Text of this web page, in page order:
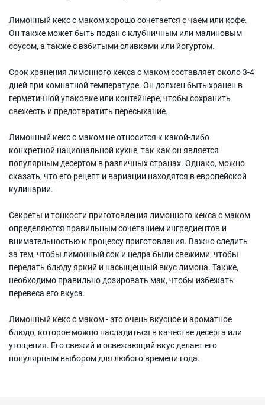
Лимонный кекс с маком хорошо сочетается с чаем или кофе.
Он также может быть подан с клубничным или малиновым
соусом, а также с взбитыми сливками или йогуртом.
Срок хранения лимонного кекса с маком составляет около 3-4
дней при комнатной температуре. Он должен быть хранен в
герметичной упаковке или контейнере, чтобы сохранить
свежесть и предотвратить пересыхание.
Лимонный кекс с маком не относится к какой-либо
конкретной национальной кухне, так как он является
популярным десертом в различных странах. Однако, можно
сказать, что его рецепт и вариации находятся в европейской
кулинарии.
Секреты и тонкости приготовления лимонного кекса с маком
определяются правильным сочетанием ингредиентов и
внимательностью к процессу приготовления. Важно следить
за тем, чтобы лимонный сок и цедра были свежими, чтобы
передать блюду яркий и насыщенный вкус лимона. Также,
необходимо правильно дозировать мак, чтобы избежать
перевеса его вкуса.
Лимонный кекс с маком - это очень вкусное и ароматное
блюдо, которое можно насладиться в качестве десерта или
угощения. Его свежий и освежающий вкус делает его
популярным выбором для любого времени года.